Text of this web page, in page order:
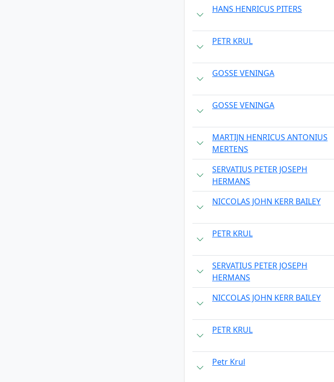
HANS HENRICUS PITERS
PETR KRUL
GOSSE VENINGA
GOSSE VENINGA
MARTIJN HENRICUS ANTONIUS
MERTENS
SERVATIUS PETER JOSEPH
HERMANS
NICCOLAS JOHN KERR BAILEY
PETR KRUL
SERVATIUS PETER JOSEPH
HERMANS
NICCOLAS JOHN KERR BAILEY
PETR KRUL
Petr Krul